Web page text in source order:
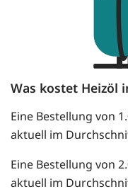
Was kostet Heizöl
Eine Bestellung von
aktuell im
Eine Bestellung von
aktuell im